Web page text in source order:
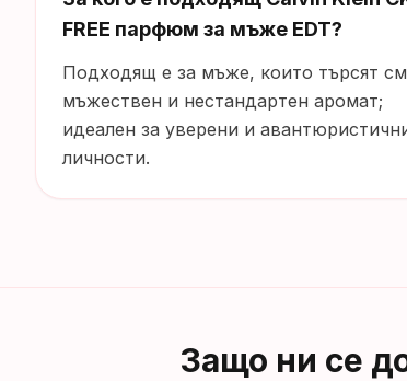
FREE парфюм за мъже EDT?
Подходящ е за мъже, които търсят
мъжествен и нестандартен аромат;
идеален за уверени и
личности.
Защо ни се